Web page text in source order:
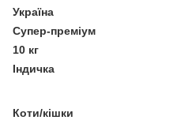
Україна
Супер-преміум
10 кг
Індичка
Коти/кішки